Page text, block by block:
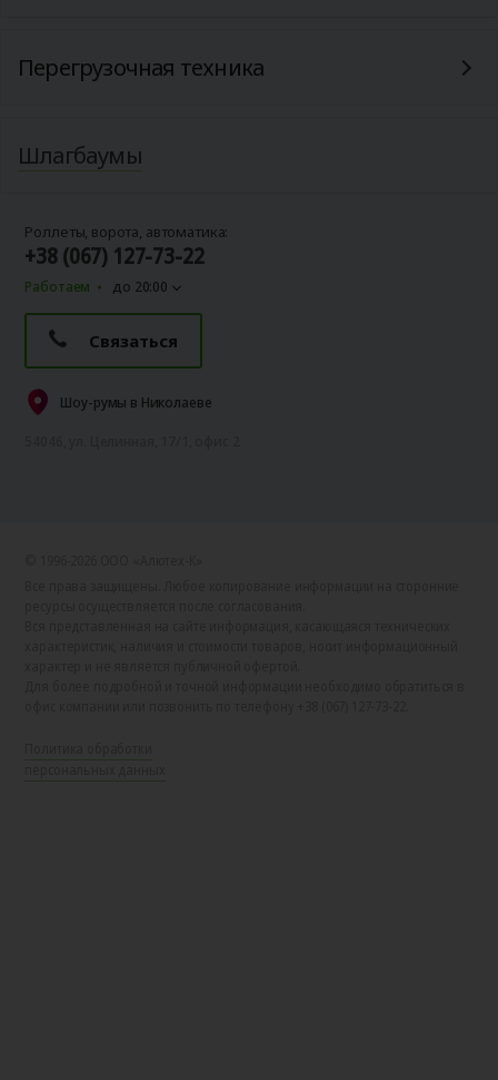
Перегрузочная техника
Шлагбаумы
Роллеты, ворота, автоматика:
+38 (067) 127-73-22
Работаем до 20:00
Связаться
Шоу-румы в Николаеве